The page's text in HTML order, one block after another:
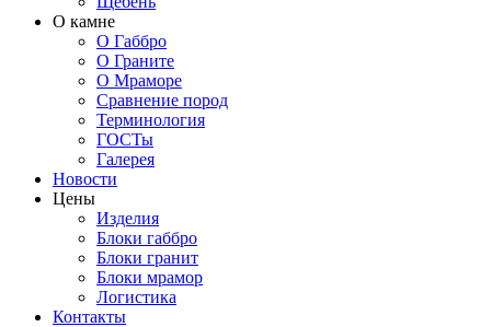
О камне
О Габбро
О Граните
О Мраморе
Сравнение пород
Терминология
ГОСТы
Галерея
Новости
Цены
Изделия
Блоки габбро
Блоки гранит
Блоки мрамор
Логистика
Контакты